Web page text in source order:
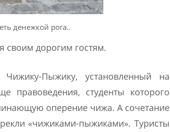
денежкой рога..
своим дорогим гостям.
Пыжику, установленный на
правоведения, студенты которого
оперение чижа. А сочетание
«чижиками-пыжиками». Туристы